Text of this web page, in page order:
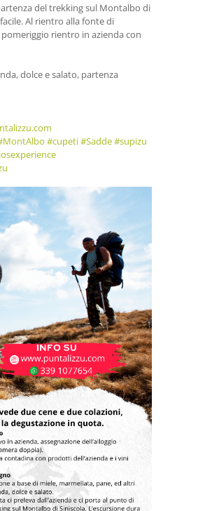
del trekking sul Montalbo di
Al rientro alla fonte di
rientro in azienda con
dolce e salato, partenza
#cupeti#Sadde#supizu